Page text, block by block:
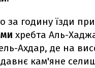
за годину їзди
хребта Аль-
Ахдар, де на
кам'яне